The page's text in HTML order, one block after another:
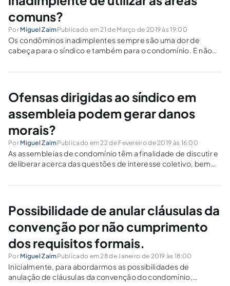
comuns?
Por Miguel ZaimPublicado em 21 de Março de 2019 às 19:00
Os condôminos inadimplentes sempre são uma dor de
cabeça para o síndico e também para o condomínio. E não
condôminos que são inadimplentes. Sabemos que, tal como
Ofensas dirigidas ao síndico em
assembleia podem gerar danos
morais?
Por Miguel ZaimPublicado em 22 de Fevereiro de 2019 às 16:00
As assembleias de condomínio têm a finalidade de discutir e
deliberar acerca das questões de interesse coletivo, bem
condôminos discutem sobre todos os temas pertinentes à
Possibilidade de anular cláusulas da
convenção por não cumprimento
dos requisitos formais.
Por Miguel ZaimPublicado em 28 de Janeiro de 2019 às 18:00
Inicialmente, para abordarmos as possibilidades de
anulação de cláusulas da convenção do condomínio,